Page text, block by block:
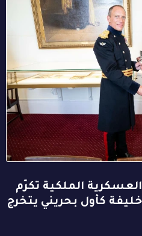
الملكية تكرّم
كأول بحريني يتخرج